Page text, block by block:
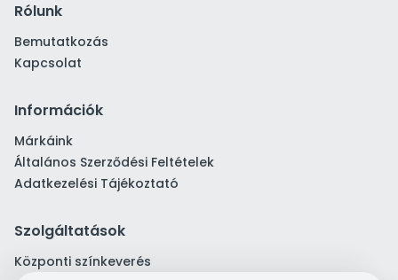
Rólunk
Bemutatkozás
Kapcsolat
Információk
Márkáink
Általános Szerződési Feltételek
Adatkezelési Tájékoztató
Szolgáltatások
Központi színkeverés